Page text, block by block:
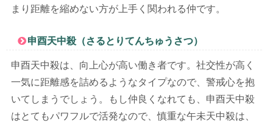
まり距離を縮めない方が上手く関われる仲です。
申酉天中殺（さるとりてんちゅうさつ）
申酉天中殺は、向上心が高い働き者です。社交性が高く
一気に距離感を詰めるようなタイプなので、警戒心を抱
いてしまうでしょう。もし仲良くなれても、申酉天中殺
はとてもパワフルで活発なので、慎重な午未天中殺は、